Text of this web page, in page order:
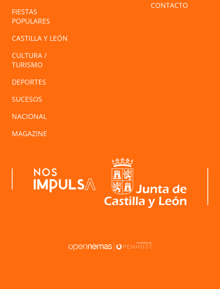
FIESTAS
POPULARES
CASTILLA Y LEÓN
CULTURA /
TURISMO
DEPORTES
SUCESOS
NACIONAL
MAGAZINE
CONTACTO